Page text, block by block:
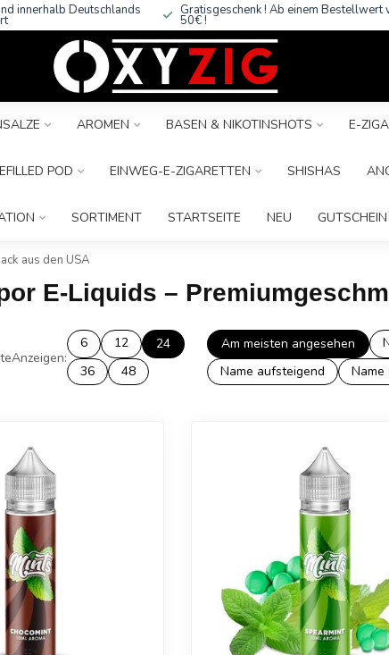
innerhalb Deutschlands Gratisgeschenk ! Ab einem Bestellwert
50€ !
AROMEN BASEN & NIKOTINSHOTS E-
POD EINWEG-E-ZIGARETTEN SHISHAS
SORTIMENT STARTSEITE NEU GUTSCHEIN
aus den USA
E-Liquids –
Anzeigen:
6 12
24
36
48
Am meisten angesehen
Name aufsteigend
Name